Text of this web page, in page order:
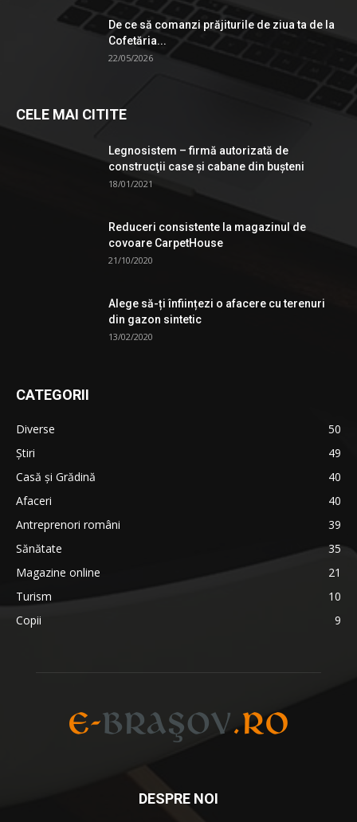
De ce să comanzi prăjiturile de ziua ta de la
Cofetăria...
22/05/2026
CELE MAI CITITE
Legnosistem – firmă autorizată de
construcţii case și cabane din bușteni
18/01/2021
Reduceri consistente la magazinul de
covoare CarpetHouse
21/10/2020
Alege să-ți înființezi o afacere cu terenuri
din gazon sintetic
13/02/2020
CATEGORII
Diverse
50
Știri
49
Casă și Grădină
40
Afaceri
40
Antreprenori români
39
Sănătate
35
Magazine online
21
Turism
10
Copii
9
DESPRE NOI